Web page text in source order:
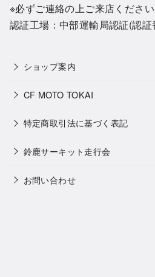
※必ずご連絡の上ご来店ください
認証工場：中部運輸局認証(認
ショップ案内
CF MOTO TOKAI
特定商取引法に基づく表記
鈴鹿サーキット走行会
お問い合わせ